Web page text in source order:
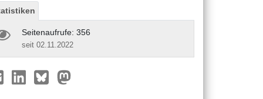
Seitenaufrufe: 356
seit 02.11.2022